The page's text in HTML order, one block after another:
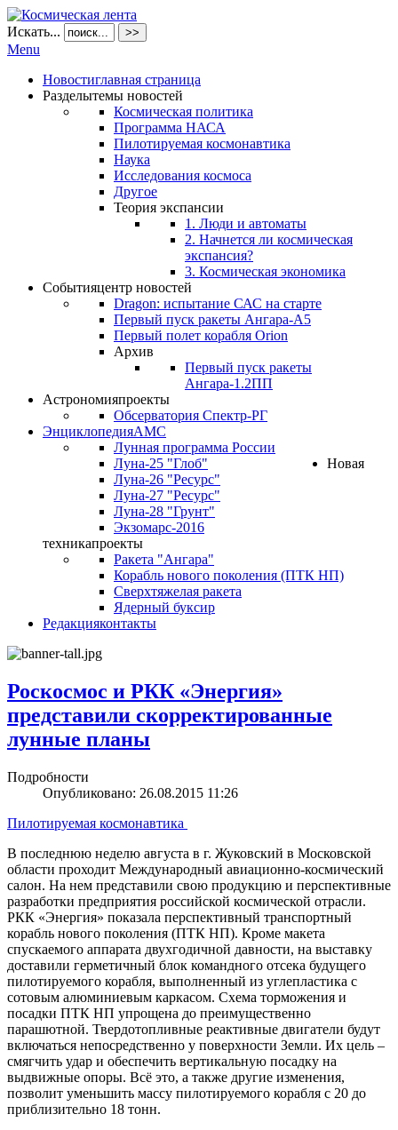
Искать... >>
Menu
Новостиглавная страница
Разделытемы новостей
Космическая политика
Программа НАСА
Пилотируемая космонавтика
Наука
Исследования космоса
Другое
Теория экспансии
1. Люди и автоматы
2. Начнется ли космическая
экспансия?
3. Космическая экономика
Событияцентр новостей
Dragon: испытание САС на старте
Первый пуск ракеты Ангара-А5
Первый полет корабля Orion
Архив
Первый пуск ракеты
Ангара-1.2ПП
Астрономияпроекты
Обсерватория Спектр-РГ
ЭнциклопедияАМС
Лунная программа России
Луна-25 "Глоб"
Луна-26 "Ресурс"
Луна-27 "Ресурс"
Луна-28 "Грунт"
Экзомарс-2016
Новая
техникапроекты
Ракета "Ангара"
Корабль нового поколения (ПТК НП)
Сверхтяжелая ракета
Ядерный буксир
Редакцияконтакты
Роскосмос и РКК «Энергия»
представили скорректированные
лунные планы
Подробности
Опубликовано: 26.08.2015 11:26
Пилотируемая космонавтика
В последнюю неделю августа в г. Жуковский в Московской
области проходит Международный авиационно-космический
салон. На нем представили свою продукцию и перспективные
разработки предприятия российской космической отрасли.
РКК «Энергия» показала перспективный транспортный
корабль нового поколения (ПТК НП). Кроме макета
спускаемого аппарата двухгодичной давности, на выставку
доставили герметичный блок командного отсека будущего
пилотируемого корабля, выполненный из углепластика с
сотовым алюминиевым каркасом. Схема торможения и
посадки ПТК НП упрощена до преимущественно
парашютной. Твердотопливные реактивные двигатели будут
включаться непосредственно у поверхности Земли. Их цель –
смягчить удар и обеспечить вертикальную посадку на
выдвижные опоры. Всё это, а также другие изменения,
позволит уменьшить массу пилотируемого корабля с 20 до
приблизительно 18 тонн.